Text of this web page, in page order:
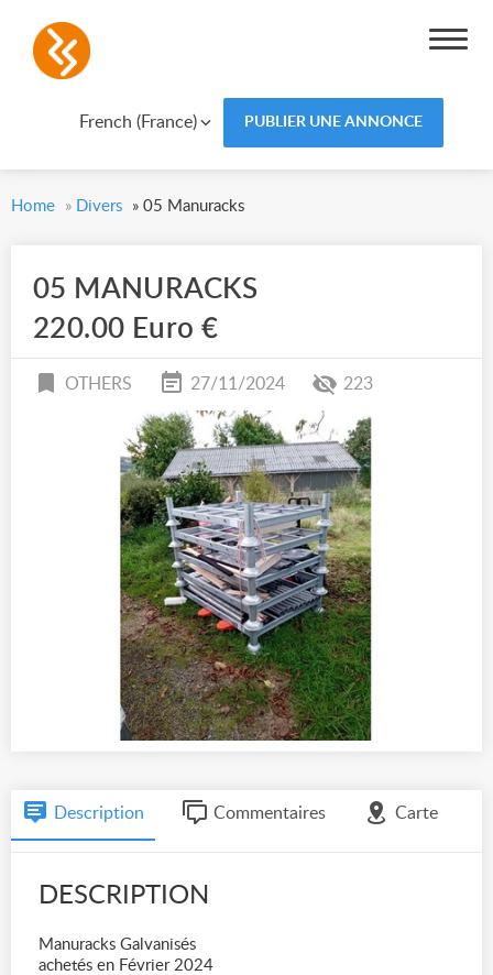
French (France) PUBLIER UNE ANNONCE
Home » Divers » 05 Manuracks
05 MANURACKS
220.00 Euro €
OTHERS 27/11/2024 223
Description Commentaires Carte
DESCRIPTION
Manuracks Galvanisés
achetés en Février 2024